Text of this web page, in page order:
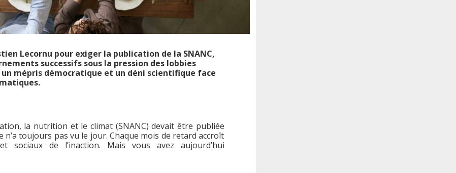
Lecornu pour exiger la publication de la SNANC,
successifs sous la pression des lobbies
mépris démocratique et un déni scientifique face
la nutrition et le climat (SNANC) devait être publiée
toujours pas vu le jour. Chaque mois de retard accroît
sociaux de l’inaction. Mais vous avez aujourd’hui